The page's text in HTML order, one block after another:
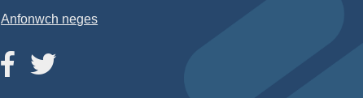
Anfonwch neges